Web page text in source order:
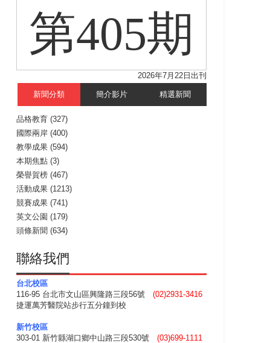
第405期
2026年7月22日出刊
新聞分類 簡介影片 精選新聞
品格教育 (327)
國際兩岸 (400)
教學成果 (594)
本期焦點 (3)
榮譽賀榜 (467)
活動成果 (1213)
競賽成果 (741)
英文公園 (179)
頭條新聞 (634)
聯絡我們
台北校區
116-95 台北市文山區興隆路三段56號 (02)2931-3416
捷運萬芳醫院站步行五分鐘到校
新竹校區
303-01 新竹縣湖口鄉中山路三段530號 (03)699-1111